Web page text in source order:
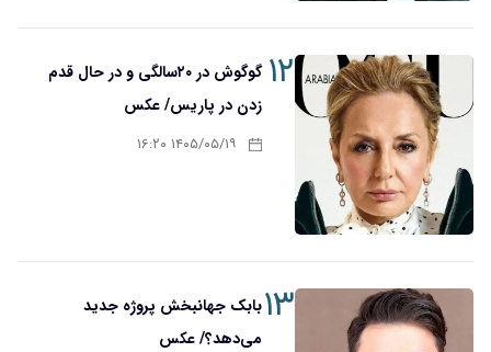
۱۲
گوگوش در ۲۰سالگی و در حال قدم
زدن در پاریس/ عکس
۱۴۰۵/۰۵/۱۹ ۱۶:۲۰
۱۳ بابک جهانبخش پروژه جدید
می‌دهد؟/ عکس